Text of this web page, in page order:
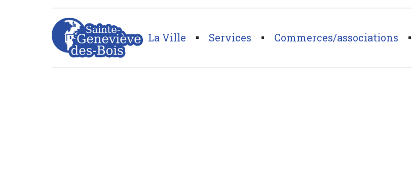
La Ville Services Commerces/associations